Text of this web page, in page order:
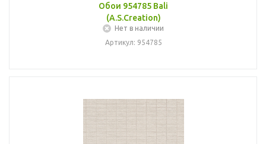
Обои 954785 Bali
(A.S.Creation)
Нет в наличии
Артикул: 954785